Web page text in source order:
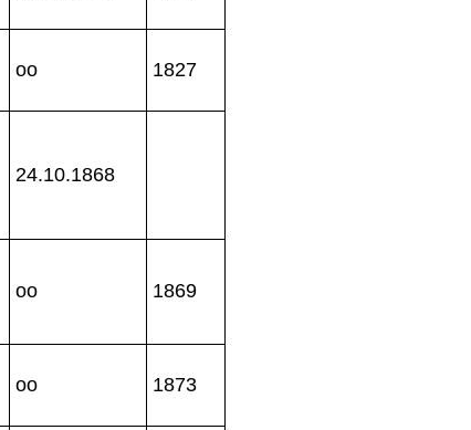
oo 1827
24.10.1868
oo 1869
oo 1873